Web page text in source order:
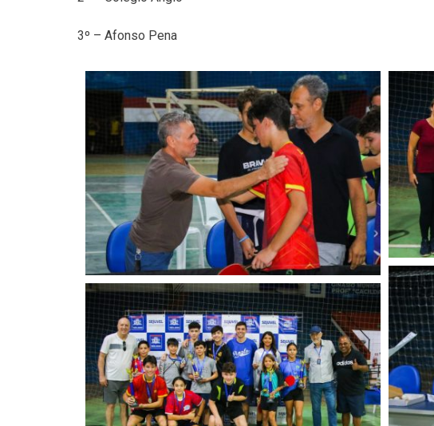
3º – Afonso Pena